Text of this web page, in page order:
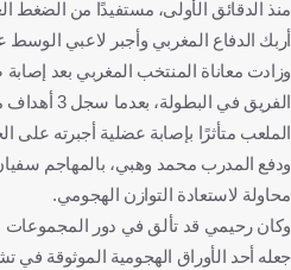
منذ الدقائق الأولى، مستفيدًا من الضغط
أربك الدفاع المغربي وأجبر لاعبي الوسط
وزادت معاناة المنتخب المغربي بعد
الفريق في
الملعب متأثرًا بإصابة عضلية أجبرته على
ودفع المدرب محمد وهبي، بالمهاجم
محاولة لاستعادة التوازن الهجومي.
وكان رحيمي قد تألق في دور المجموعات
جعله أحد الأوراق الهجومية الموثوقة في